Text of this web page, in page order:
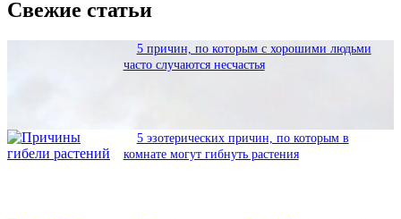
Свежие статьи
5 причин, по которым с хорошими людьми
часто случаются несчастья
5 эзотерических причин, по которым в
комнате могут гибнуть растения